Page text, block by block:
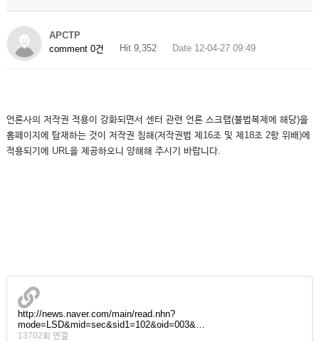
APCTP
comment 0건
Hit 9,352 Date 12-04-27 09:49
언론사의 저작권 적용이 강화되면서 센터 관련 언론 스크랩(불법복제에 해당)을
홈페이지에 탑재하는 것이 저작권 침해(저작권법 제16조 및 제18조 2항 위배)에
적용되기에 URL을 제공하오니 양해해 주시기 바랍니다.
http://news.naver.com/main/read.nhn?
mode=LSD&mid=sec&sid1=102&oid=003&…
13702회 연결